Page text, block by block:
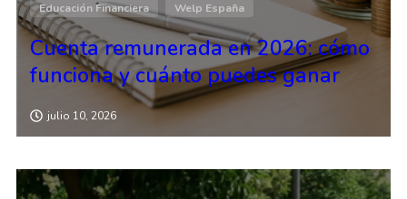
Educación Financiera Welp España
Cuenta remunerada en 2026: cómo
funciona y cuánto puedes ganar
julio 10, 2026